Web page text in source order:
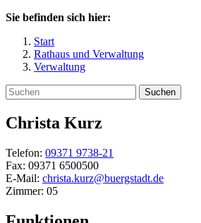
Sie befinden sich hier:
Start
Rathaus und Verwaltung
Verwaltung
Suchen
Christa Kurz
Telefon: 09371 9738-21
Fax: 09371 6500500
E-Mail: christa.kurz@buergstadt.de
Zimmer: 05